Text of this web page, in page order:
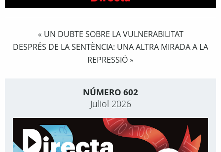
« UN DUBTE SOBRE LA VULNERABILITAT
DESPRÉS DE LA SENTÈNCIA: UNA ALTRA MIRADA A LA
REPRESSIÓ »
NÚMERO 602
Juliol 2026